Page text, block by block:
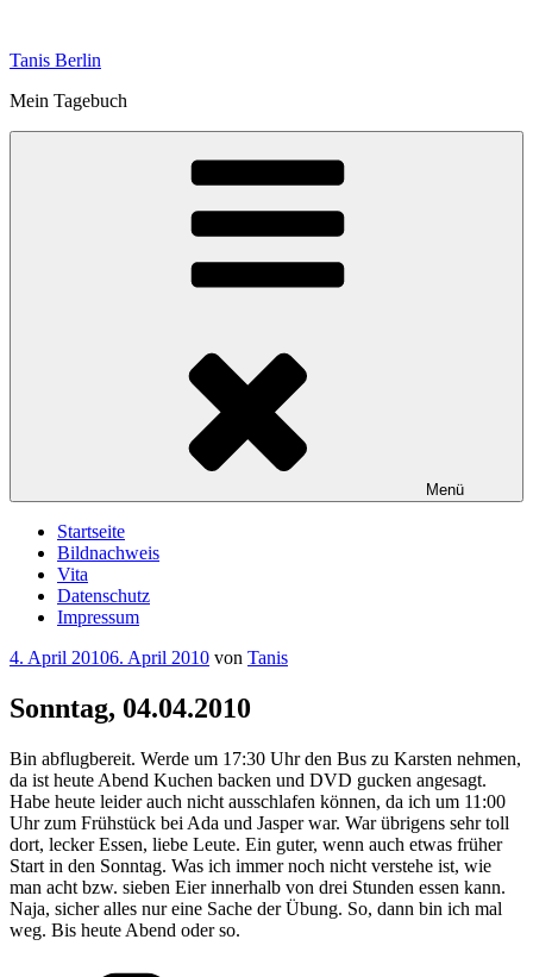
springen
Tanis Berlin
Mein Tagebuch
Menü
Startseite
Bildnachweis
Vita
Datenschutz
Impressum
Veröffentlicht
4. April 20106. April 2010 von Tanis
Sonntag, 04.04.2010
Bin abflugbereit. Werde um 17:30 Uhr den Bus zu Karsten nehmen,
da ist heute Abend Kuchen backen und DVD gucken angesagt.
Habe heute leider auch nicht ausschlafen können, da ich um 11:00
Uhr zum Frühstück bei Ada und Jasper war. War übrigens sehr toll
dort, lecker Essen, liebe Leute. Ein guter, wenn auch etwas früher
Start in den Sonntag. Was ich immer noch nicht verstehe ist, wie
man acht bzw. sieben Eier innerhalb von drei Stunden essen kann.
Naja, sicher alles nur eine Sache der Übung. So, dann bin ich mal
weg. Bis heute Abend oder so.